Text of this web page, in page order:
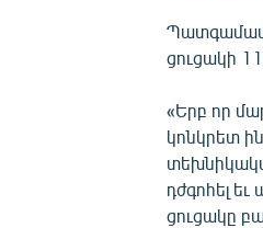
ցուցակի
«Երբ որ
կոնկրետ
դժգոհել
ցուցակը